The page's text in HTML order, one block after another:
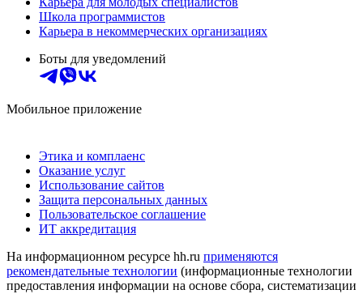
Школа программистов
Карьера в некоммерческих организациях
Боты для уведомлений
Мобильное приложение
Этика и комплаенс
Оказание услуг
Использование сайтов
Защита персональных данных
Пользовательское соглашение
ИТ аккредитация
На информационном ресурсе hh.ru применяются
рекомендательные технологии (информационные технологии
предоставления информации на основе сбора, систематизации